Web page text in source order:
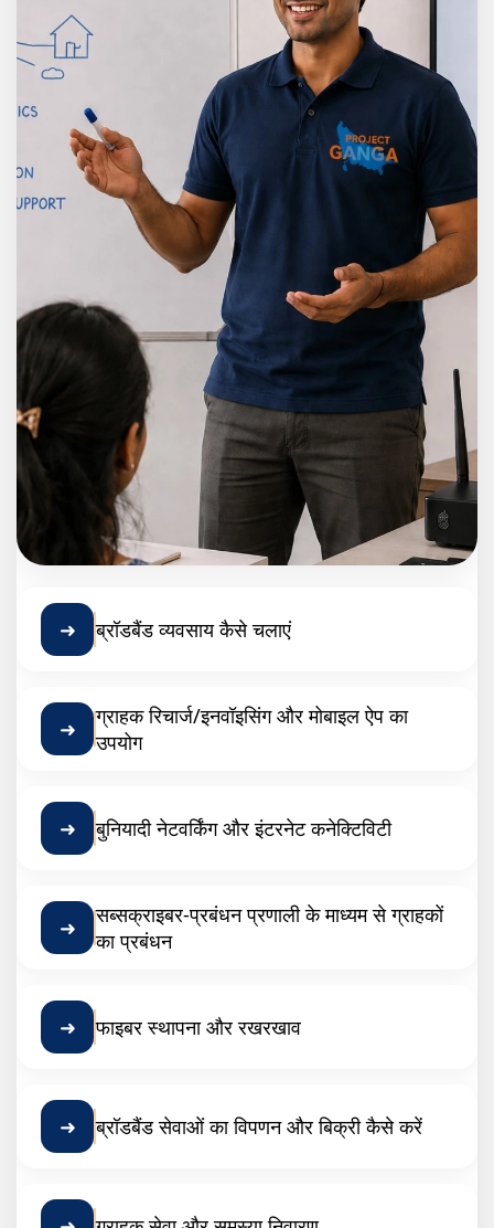
➜ ब्रॉडबैंड व्यवसाय कैसे चलाएं
➜
ग्राहक रिचार्ज/इनवॉइसिंग और मोबाइल ऐप का
उपयोग
➜ बुनियादी नेटवर्किंग और इंटरनेट कनेक्टिविटी
➜
सब्सक्राइबर-प्रबंधन प्रणाली के माध्यम से ग्राहकों
का प्रबंधन
➜ फाइबर स्थापना और रखरखाव
➜ ब्रॉडबैंड सेवाओं का विपणन और बिक्री कैसे करें